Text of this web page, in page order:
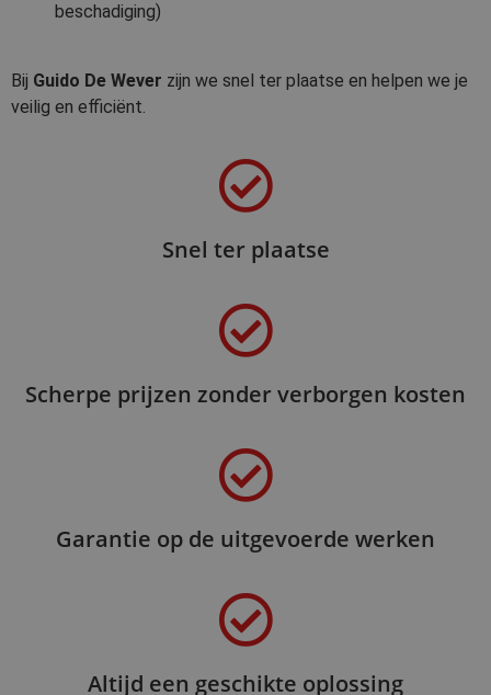
beschadiging)
Bij Guido De Wever zijn we snel ter plaatse en helpen we je
veilig en efficiënt.
Snel ter plaatse
Scherpe prijzen zonder verborgen kosten
Garantie op de uitgevoerde werken
Altijd een geschikte oplossing